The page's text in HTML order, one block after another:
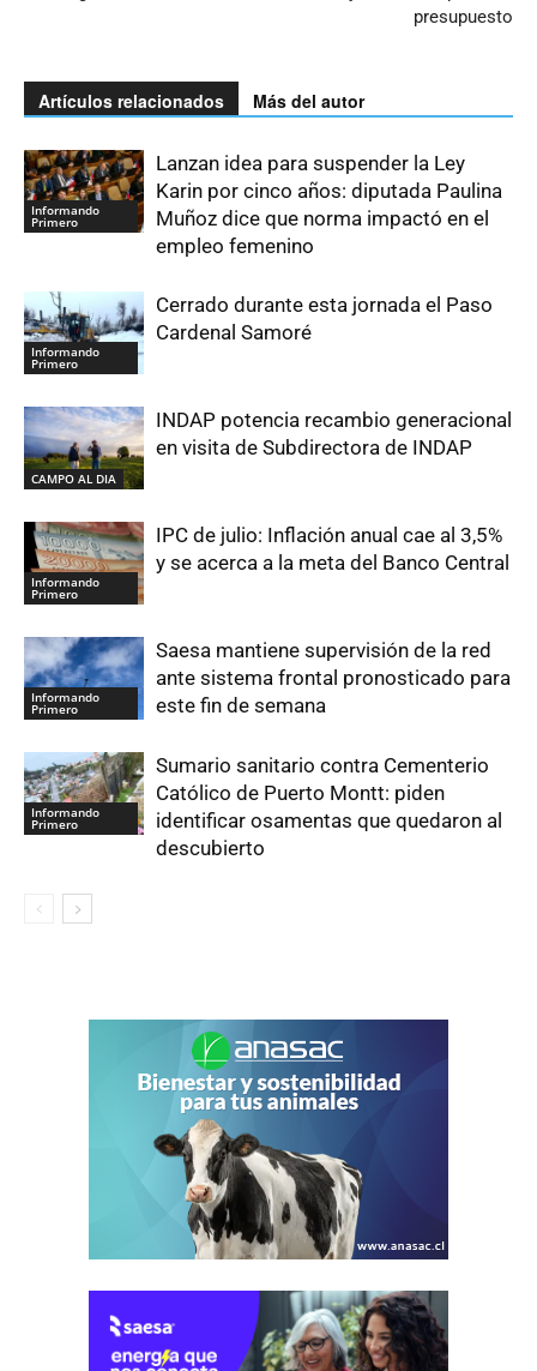
presupuesto
Artículos relacionados Más del autor
Informando
Primero
Lanzan idea para suspender la Ley
Karin por cinco años: diputada Paulina
Muñoz dice que norma impactó en el
empleo femenino
Informando
Primero
Cerrado durante esta jornada el Paso
Cardenal Samoré
CAMPO AL DIA
INDAP potencia recambio generacional
en visita de Subdirectora de INDAP
Informando
Primero
IPC de julio: Inflación anual cae al 3,5%
y se acerca a la meta del Banco Central
Informando
Primero
Saesa mantiene supervisión de la red
ante sistema frontal pronosticado para
este fin de semana
Informando
Primero
Sumario sanitario contra Cementerio
Católico de Puerto Montt: piden
identificar osamentas que quedaron al
descubierto